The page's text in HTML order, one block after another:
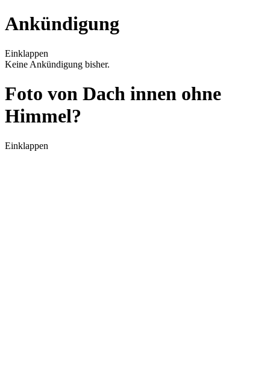
Ankündigung
Einklappen
Keine Ankündigung bisher.
Foto von Dach innen ohne
Himmel?
Einklappen